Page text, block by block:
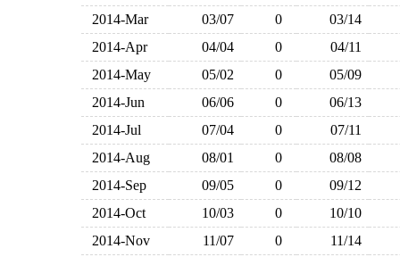
2014-Mar
03/07 0
03/14
2014-Apr
04/04 0
04/11
2014-May
05/02 0
05/09
2014-Jun
06/06 0
06/13
2014-Jul
07/04 0
07/11
2014-Aug
08/01 0
08/08
2014-Sep
09/05 0
09/12
2014-Oct
10/03 0
10/10
2014-Nov
11/07 0
11/14